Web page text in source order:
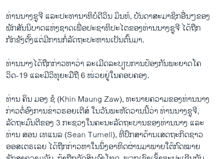
ທ່ານນາງຊູຈີ ແລະປະທານາທິບໍດີວິນ ມິນທ໌, ບັນດາສະມາຊິກອື່ນໆຂອງ
ພັກສັນນິບາດແຫ່ງຊາດເພື່ອປະຊາທິປະໄຕຂອງທ່ານນາງຊູຈີ ໄດ້ຖືກ
ກັກຂັງຕັ້ງແຕ່ມີການກໍ່ລັດຖະປະຫານເປັນຕົ້ນມາ.
ທ່ານນາງໄດ້ຖືກກ່າວຫາວ່າ ລະເມີດລະບຽບການປ້ອງກັນພະຍາດໂຄ
ວິດ-19 ແລະມີວິທຸຍະມືຖື 6 ໜ່ວຍຢູ່ໃນຄອບຄອງ.
ທ່ານ ຄິນ ມອງ ຊໍ (Khin Maung Zaw), ທະນາຍຄວາມຂອງທ່ານນາງ
ກ່າວຕໍ່ອົງການຂ່າວຣອຍເຕີສ໌ ໃນວັນພະຫັດວານນີ້ວ່າ ທ່ານນາງຊູຈີ,
ລັດຖະມົນຕີຂອງ 3 ກະຊວງໃນຄະນະລັດຖະບານຂອງທ່ານນາງ ແລະ
ທ່ານ ສອນ ເທແນລ (Sean Turnell), ທີ່ປຶກສາດ້ານເສດຖະກິດຊາວ
ອອສເຕຣເລຍ ໄດ້ຖືກກ່າວຫາໃນນຶ່ງອາທິດຜ່ານມາພາຍໃຕ້ກົດໝາຍ